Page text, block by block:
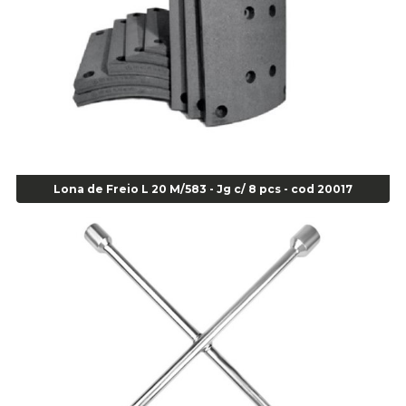
Super Bonder 05grs - Cod 00853
Super Bonder 60 segundos 20 grs - cod 03640
Agulha Escariadora Passeio - Cod 02978
Agulha Escariadora/ Alargadora Caminhão - COD. 02342
Agulha Inserto Pneu s/ câmara - Caminhão - Cod 01909
Agulha para Aplicação Vipstem- Vipal - Cod 02558
Alicate Anéis Interno Reto 3.3/8 pol x 6.1/2 pol - cod 00977
Alicate Bico Curvo - Cod 01781
Alicate Bico Reto - Cod 02804
Alicate Bico Reto para Anéis Internos - Cod 00892
Alicate Bico Reto Tipo Telefone - Cod 02911
Alicate Bomba D Água - Cod 01326
Alicate Corte Diagonal - Cod 02138
Lona de Freio L 20 M/583 - Jg c/ 8 pcs - cod 20017